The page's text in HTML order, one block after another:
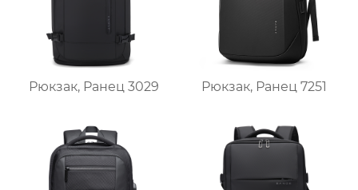
Рюкзак, Ранец 3029 Рюкзак, Ранец 7251